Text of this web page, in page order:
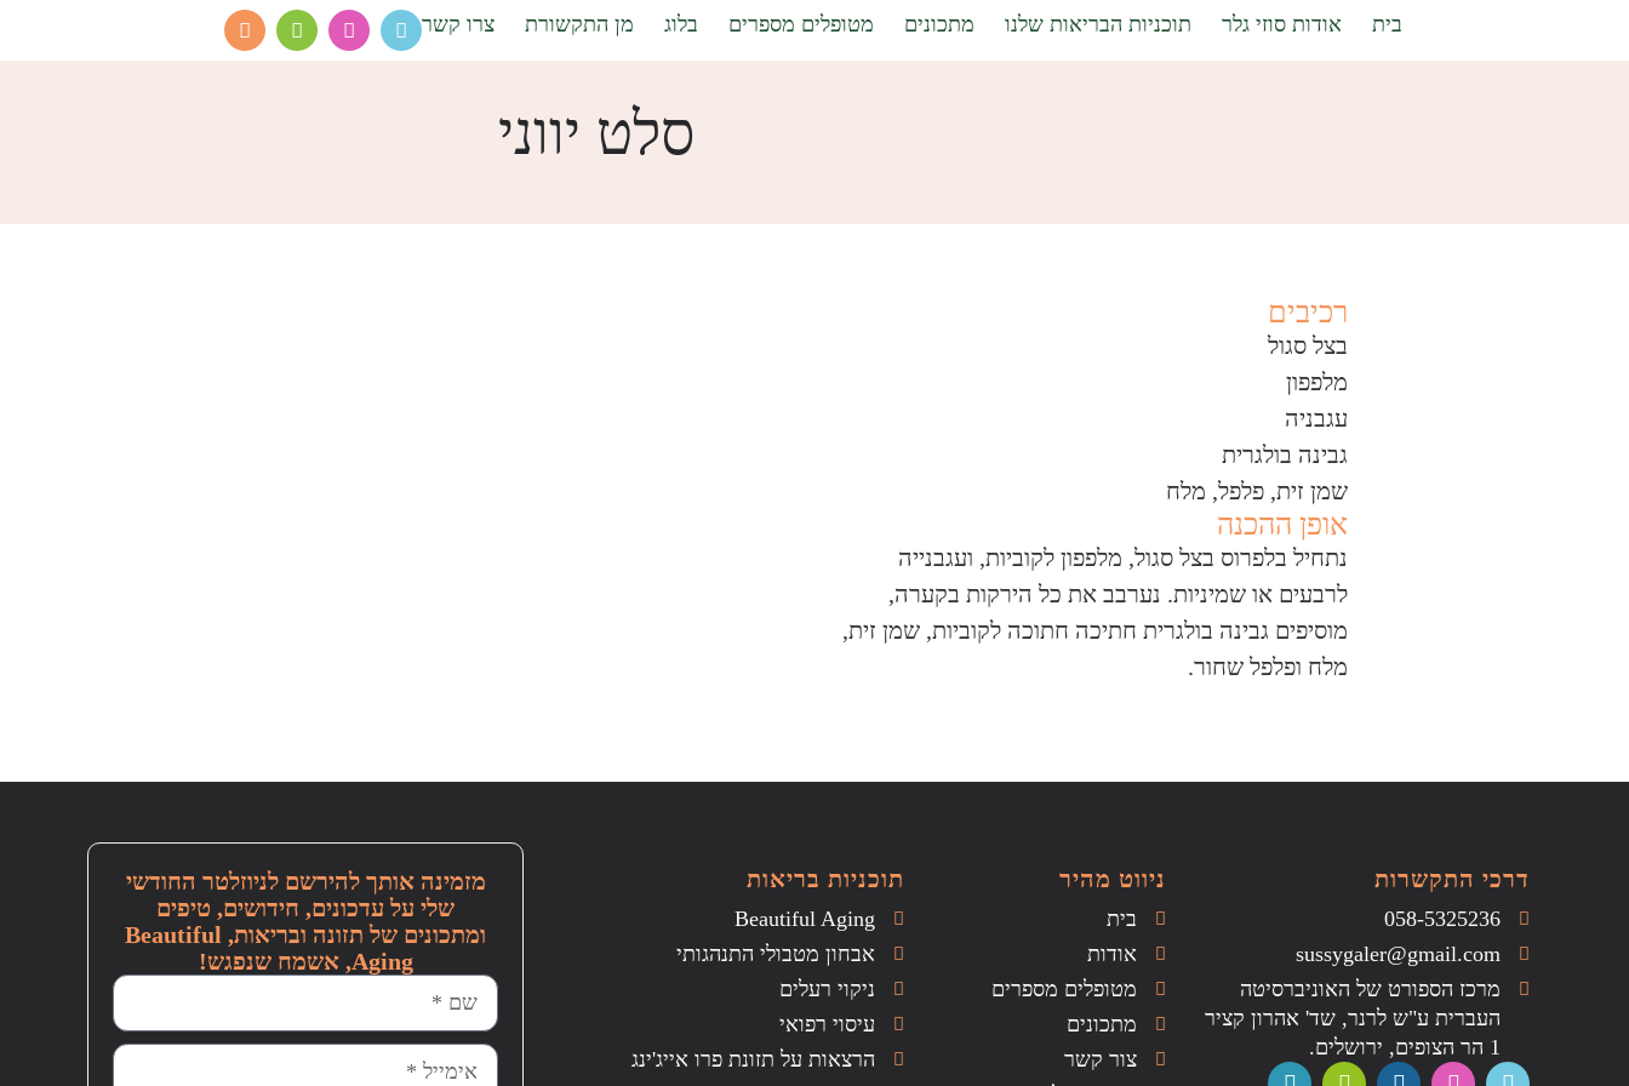
בית אודות סוזי גלר תוכניות הבריאות שלנו מתכונים מטופלים מספרים בלוג מן התקשורת צרו קשר
סלט יווני
רכיבים
בצל סגול
מלפפון
עגבניה
גבינה בולגרית
שמן זית, פלפל, מלח
אופן ההכנה
נתחיל בלפרוס בצל סגול, מלפפון לקוביות, ועגבנייה
לרבעים או שמיניות. נערבב את כל הירקות בקערה,
מוסיפים גבינה בולגרית חתיכה חתוכה לקוביות, שמן זית,
מלח ופלפל שחור.
דרכי התקשרות
058-5325236
sussygaler@gmail.com
מרכז הספורט של האוניברסיטה
העברית ע"ש לרנר, שד' אהרון קציר
1 הר הצופים, ירושלים.
ניווט מהיר
בית
אודות
מטופלים מספרים
מתכונים
צור קשר
תוכניות בריאות
Beautiful Aging
אבחון מטבולי התנהגותי
ניקוי רעלים
עיסוי רפואי
הרצאות על תזונת פרו אייג'ינג
מזמינה אותך להירשם לניוזלטר החודשי
שלי על עדכונים, חידושים, טיפים
ומתכונים של תזונה ובריאות, Beautiful
Aging, אשמח שנפגש!